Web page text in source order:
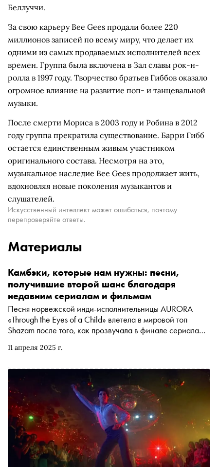
Беллуччи.
За свою карьеру Bee Gees продали более 220
миллионов записей по всему миру, что делает их
одними из самых продаваемых исполнителей всех
времен. Группа была включена в Зал славы рок-н-
ролла в 1997 году. Творчество братьев Гиббов оказало
огромное влияние на развитие поп- и танцевальной
музыки.
После смерти Мориса в 2003 году и Робина в 2012
году группа прекратила существование. Барри Гибб
остается единственным живым участником
оригинального состава. Несмотря на это,
музыкальное наследие Bee Gees продолжает жить,
вдохновляя новые поколения музыкантов и
слушателей.
Искусственный интеллект может ошибаться, поэтому
перепроверяйте ответы.
Материалы
11 апреля 2025 г.
Камбэки, которые нам нужны: песни,
получившие второй шанс благодаря
недавним сериалам и фильмам
Песня норвежской инди-исполнительницы AURORA
«Through the Eyes of a Child» влетела в мировой топ
Shazam после того, как прозвучала в финале сериала
вспомнить другие недавние примеры того, как песня из
популярной благодаря попаданию в саундтрек к сериалу
или фильму